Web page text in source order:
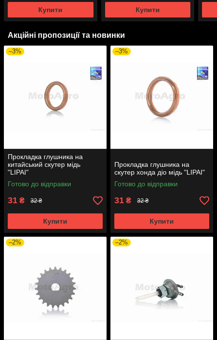
Купити Купити
Акційні пропозиції та новинки
–3%
Прокладка глушника на
китайський скутер мідь
"LIPAI"
Готово до відправки
31 ₴ 32 ₴
Купити
–3%
Прокладка глушника на
скутер хонда діо мідь "LIPAI"
Готово до відправки
31 ₴ 32 ₴
Купити
–2% –2%